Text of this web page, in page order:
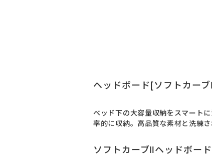
ヘッドボード[ソフトカー
ベッド下の大容量収納をスマート
率的に収納。高品質な素材と洗練
ソフトカーブⅡヘッドボード